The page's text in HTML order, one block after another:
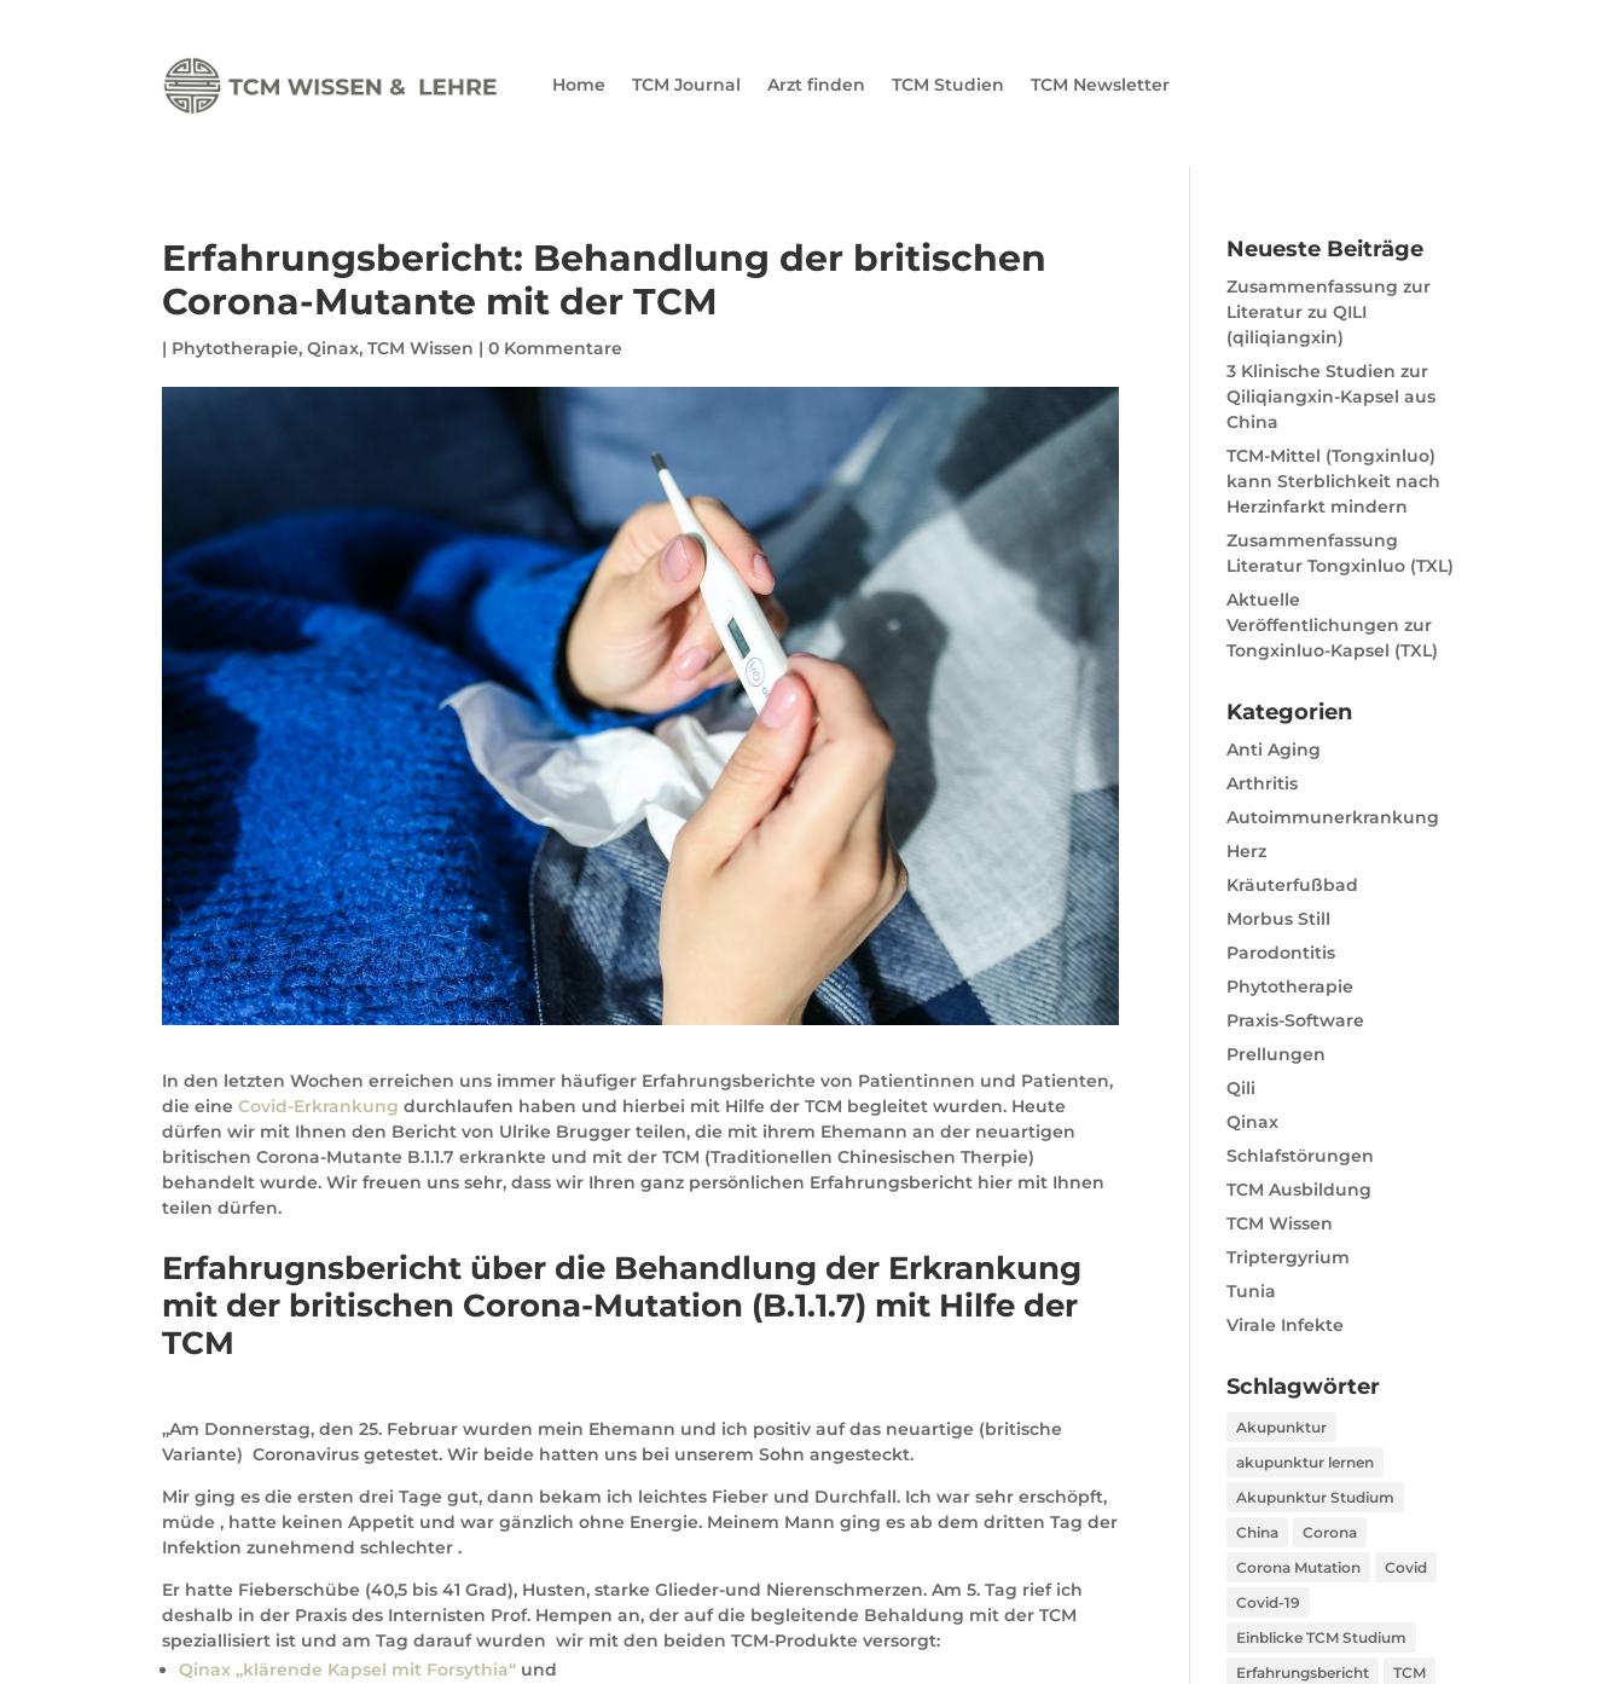
Home TCM Journal Arzt finden TCM Studien TCM Newsletter
Erfahrungsbericht: Behandlung der britischen
Corona-Mutante mit der TCM
| Phytotherapie,Qinax,TCM Wissen |0 Kommentare
In den letzten Wochen erreichen uns immer häufiger Erfahrungsberichte von Patientinnen und Patienten,
die eineCovid-Erkrankung durchlaufen haben und hierbei mit Hilfe der TCM begleitet wurden. Heute
dürfen wir mit Ihnen den Bericht von Ulrike Brugger teilen, die mit ihrem Ehemann an der neuartigen
britischen Corona-Mutante B.1.1.7 erkrankte und mit der TCM (Traditionellen Chinesischen Therpie)
behandelt wurde. Wir freuen uns sehr, dass wir Ihren ganz persönlichen Erfahrungsbericht hier mit Ihnen
teilen dürfen.
Erfahrugnsbericht über die Behandlung der Erkrankung
mit der britischen Corona-Mutation (B.1.1.7) mit Hilfe der
TCM
„Am Donnerstag, den 25. Februar wurden mein Ehemann und ich positiv auf das neuartige (britische
Variante) Coronavirus getestet. Wir beide hatten uns bei unserem Sohn angesteckt.
Mir ging es die ersten drei Tage gut, dann bekam ich leichtes Fieber und Durchfall. Ich war sehr erschöpft,
müde , hatte keinen Appetit und war gänzlich ohne Energie. Meinem Mann ging es ab dem dritten Tag der
Infektion zunehmend schlechter .
Er hatte Fieberschübe (40,5 bis 41 Grad), Husten, starke Glieder-und Nierenschmerzen. Am 5. Tag rief ich
deshalb in der Praxis des Internisten Prof. Hempen an, der auf die begleitende Behaldung mit der TCM
speziallisiert ist und am Tag darauf wurden wir mit den beiden TCM-Produkte versorgt:
Qinax „klärende Kapsel mit Forsythia“ und
Neueste Beiträge
Zusammenfassung zur
Literatur zu QILI
(qiliqiangxin)
3 Klinische Studien zur
Qiliqiangxin-Kapsel aus
China
TCM-Mittel (Tongxinluo)
kann Sterblichkeit nach
Herzinfarkt mindern
Zusammenfassung
Literatur Tongxinluo (TXL)
Aktuelle
Veröffentlichungen zur
Tongxinluo-Kapsel (TXL)
Kategorien
Anti Aging
Arthritis
Autoimmunerkrankung
Herz
Kräuterfußbad
Morbus Still
Parodontitis
Phytotherapie
Praxis-Software
Prellungen
Qili
Qinax
Schlafstörungen
TCM Ausbildung
TCM Wissen
Triptergyrium
Tunia
Virale Infekte
Schlagwörter
Akupunktur
akupunktur lernen
Akupunktur Studium
China
Corona
Corona Mutation
Covid
Covid-19
Einblicke TCM Studium
Erfahrungsbericht
TCM